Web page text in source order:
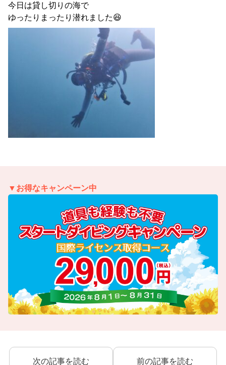
今日は貸し切りの海で
ゆったりまったり潜れました😆
▼お得なキャンペーン中
次の記事を読む 前の記事を読む